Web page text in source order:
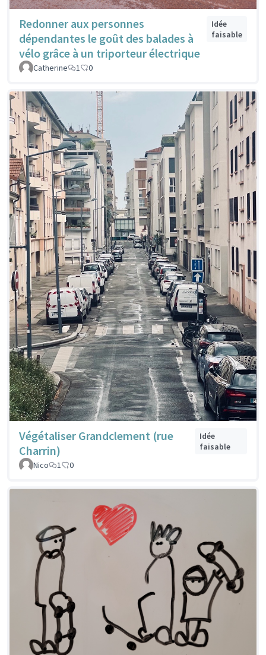
Redonner aux personnes
dépendantes le goût des balades à
vélo grâce à un triporteur électrique
Idée
faisable
Catherine 1 0
Végétaliser Grandclement (rue
Charrin)
Idée
faisable
Nico
1 0